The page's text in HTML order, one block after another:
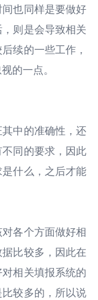
也同样是要做好
则是会导致相关
续的一些工作，
的一点。
中的准确性，还
同的要求，因此
什么，之后才能
各个方面做好相
比较多，因此在
相关填报系统的
较多的，所以说